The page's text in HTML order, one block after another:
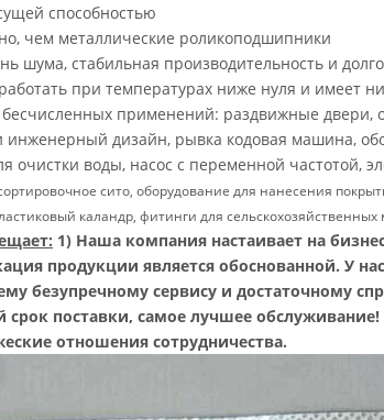
способностью
чем металлические роликоподшипники
шума, стабильная производительность и
при температурах ниже нуля и имеет
бесчисленных применений: раздвижные двери,
инженерный дизайн, рывка кодовая машина,
очистки воды, насос с переменной частотой,
сито, оборудование для нанесения
каландр, фитинги для
1) Наша компания настаивает на
продукции является обоснованной. У
безупречному сервису и достаточному
поставки, самое лучшее
отношения сотрудничества.